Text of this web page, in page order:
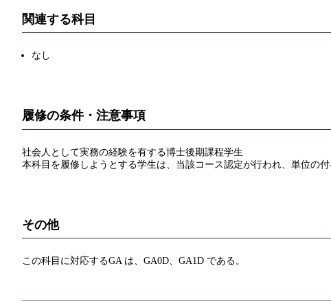
関連する科目
なし
履修の条件・注意事項
社会人として実務の経験を有する博士後期課程学生
本科目を履修しようとする学生は、当該コース認定が行われ、単位の
その他
この科目に対応するGA は、GA0D、GA1D である。